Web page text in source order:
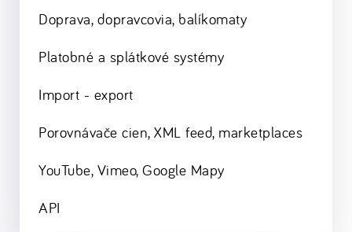
Doprava, dopravcovia, balíkomaty
Platobné a splátkové systémy
Import - export
Porovnávače cien, XML feed, marketplaces
YouTube, Vimeo, Google Mapy
API